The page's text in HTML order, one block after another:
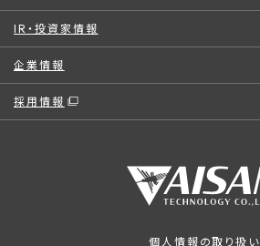
IR・投資家情報
企業情報
採用情報
個人情報の取り扱い